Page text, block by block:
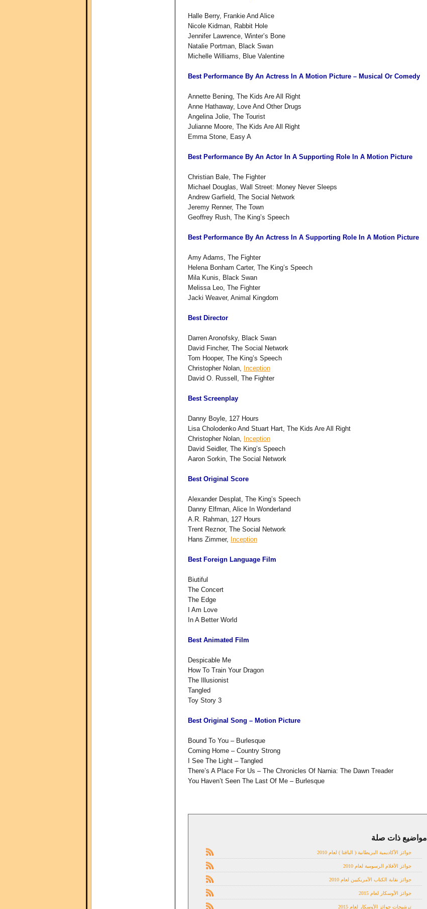
Halle Berry, Frankie And Alice
Nicole Kidman, Rabbit Hole
Jennifer Lawrence, Winter’s Bone
Natalie Portman, Black Swan
Michelle Williams, Blue Valentine
Best Performance By An Actress In A Motion Picture – Musical Or Comedy
Annette Bening, The Kids Are All Right
Anne Hathaway, Love And Other Drugs
Angelina Jolie, The Tourist
Julianne Moore, The Kids Are All Right
Emma Stone, Easy A
Best Performance By An Actor In A Supporting Role In A Motion Picture
Christian Bale, The Fighter
Michael Douglas, Wall Street: Money Never Sleeps
Andrew Garfield, The Social Network
Jeremy Renner, The Town
Geoffrey Rush, The King’s Speech
Best Performance By An Actress In A Supporting Role In A Motion Picture
Amy Adams, The Fighter
Helena Bonham Carter, The King’s Speech
Mila Kunis, Black Swan
Melissa Leo, The Fighter
Jacki Weaver, Animal Kingdom
Best Director
Darren Aronofsky, Black Swan
David Fincher, The Social Network
Tom Hooper, The King’s Speech
Christopher Nolan, Inception
David O. Russell, The Fighter
Best Screenplay
Danny Boyle, 127 Hours
Lisa Cholodenko And Stuart Hart, The Kids Are All Right
Christopher Nolan, Inception
David Seidler, The King’s Speech
Aaron Sorkin, The Social Network
Best Original Score
Alexander Desplat, The King’s Speech
Danny Elfman, Alice In Wonderland
A.R. Rahman, 127 Hours
Trent Reznor, The Social Network
Hans Zimmer, Inception
Best Foreign Language Film
Biutiful
The Concert
The Edge
I Am Love
In A Better World
Best Animated Film
Despicable Me
How To Train Your Dragon
The Illusionist
Tangled
Toy Story 3
Best Original Song – Motion Picture
Bound To You – Burlesque
Coming Home – Country Strong
I See The Light – Tangled
There’s A Place For Us – The Chronicles Of Narnia: The Dawn Treader
You Haven’t Seen The Last Of Me – Burlesque
مواضيع ذات صلة
جوائز الأكاديمية البريطانية ( البافتا ) لعام 2010
جوائز الأفلام الرسومية لعام 2010
جوائز نقابة الكتاب الأمريكيين لعام 2010
جوائز الأوسكار لعام 2015
ترشيحات جوائز الأوسكار لعام 2015